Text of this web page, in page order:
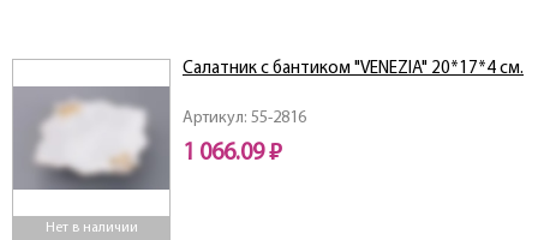
Нет в наличии
Артикул: 55-2816
Салатник с бантиком "VENEZIA" 20*17*4 см.
1 066.09 ₽